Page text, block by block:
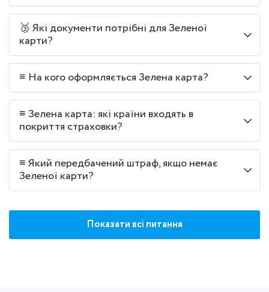
🥉 Які документи потрібні для Зеленої
карти?
≡ На кого оформляється Зелена карта?
≡ Зелена карта: які країни входять в
покриття страховки?
≡ Який передбачений штраф, якщо немає
Зеленої карти?
Показати всі питання